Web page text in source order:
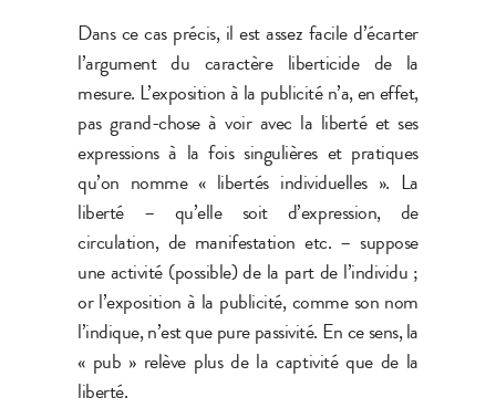
Dans ce cas précis, il est assez facile d’écarter
l’argument du caractère liberticide de la
mesure. L’exposition à la publicité n’a, en effet,
pas grand-chose à voir avec la liberté et ses
expressions à la fois singulières et pratiques
qu’on nomme « libertés individuelles ». La
liberté – qu’elle soit d’expression, de
circulation, de manifestation etc. – suppose
une activité (possible) de la part de l’individu ;
or l’exposition à la publicité, comme son nom
l’indique, n’est que pure passivité. En ce sens, la
« pub » relève plus de la captivité que de la
liberté.